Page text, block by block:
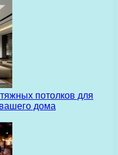
потолков для
дома